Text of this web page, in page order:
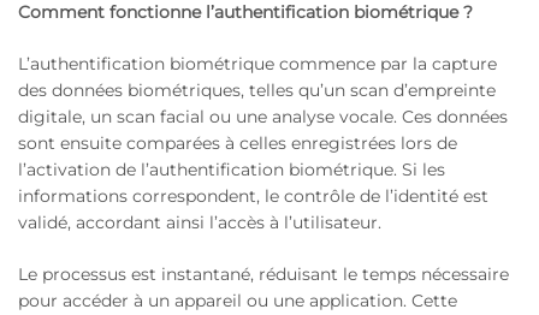
Comment fonctionne l’authentification biométrique ?
L’authentification biométrique commence par la capture
des données biométriques, telles qu’un scan d’empreinte
digitale, un scan facial ou une analyse vocale. Ces données
sont ensuite comparées à celles enregistrées lors de
l’activation de l’authentification biométrique. Si les
informations correspondent, le contrôle de l’identité est
validé, accordant ainsi l’accès à l’utilisateur.
Le processus est instantané, réduisant le temps nécessaire
pour accéder à un appareil ou une application. Cette